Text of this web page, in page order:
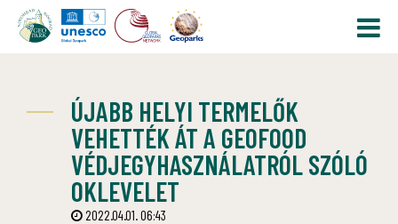
ÚJABB HELYI TERMELŐK
VEHETTÉK ÁT A GEOFOOD
VÉDJEGYHASZNÁLATRÓL SZÓLÓ
OKLEVELET
2022.04.01. 06:43